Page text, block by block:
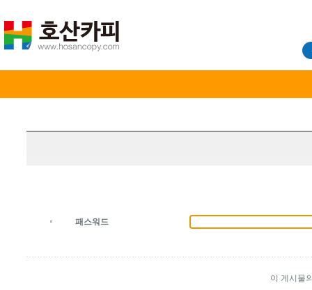
패스워드
이 게시물